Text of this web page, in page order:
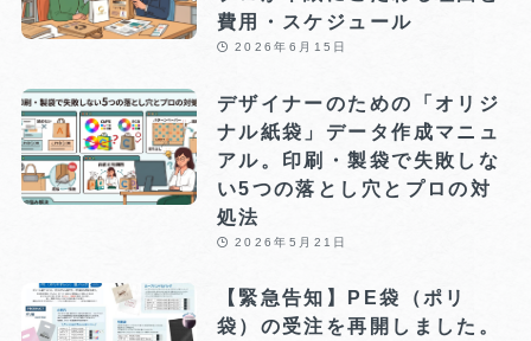
費用・スケジュール
2026年6月15日
デザイナーのための「オリジ
ナル紙袋」データ作成マニュ
アル。印刷・製袋で失敗しな
い5つの落とし穴とプロの対
処法
2026年5月21日
【緊急告知】PE袋（ポリ
袋）の受注を再開しました。